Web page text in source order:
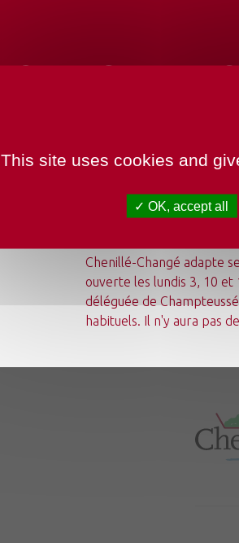
Ma commune
Mon quotidien
Mes loisirs
Tourisme
OUVERTURE
Chenillé-Changé adapte
ouverte les lundis 3, 10 et
déléguée de
habituels. Il n'y aura pas
This site uses cookies and
OK, accept all